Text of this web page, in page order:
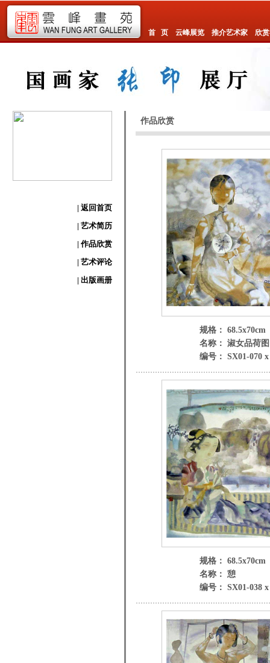
首 页 云峰展览 推介艺术家 欣
| 返回首页
| 艺术简历
| 作品欣赏
| 艺术评论
| 出版画册
作品欣赏
规格： 68.5x70cm
名称： 淑女品荷图
编号： SX01-070 x
规格： 68.5x70cm
名称： 憩
编号： SX01-038 x